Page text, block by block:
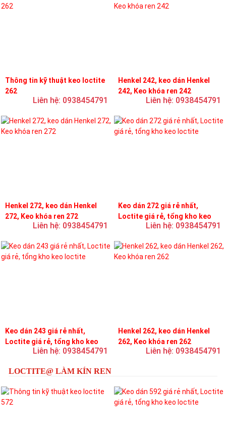
Thông tin kỹ thuật keo loctite
262
Liên hệ: 0938454791
Henkel 242, keo dán Henkel
242, Keo khóa ren 242
Liên hệ: 0938454791
Henkel 272, keo dán Henkel
272, Keo khóa ren 272
Liên hệ: 0938454791
Keo dán 272 giá rẻ nhất,
Loctite giá rẻ, tổng kho keo
Liên hệ: 0938454791
Keo dán 243 giá rẻ nhất,
Loctite giá rẻ, tổng kho keo
Liên hệ: 0938454791
Henkel 262, keo dán Henkel
262, Keo khóa ren 262
Liên hệ: 0938454791
LOCTITE@ LÀM KÍN REN